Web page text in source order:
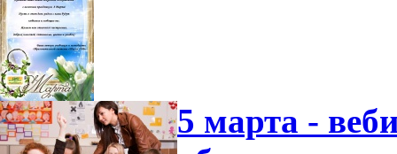
5 марта -